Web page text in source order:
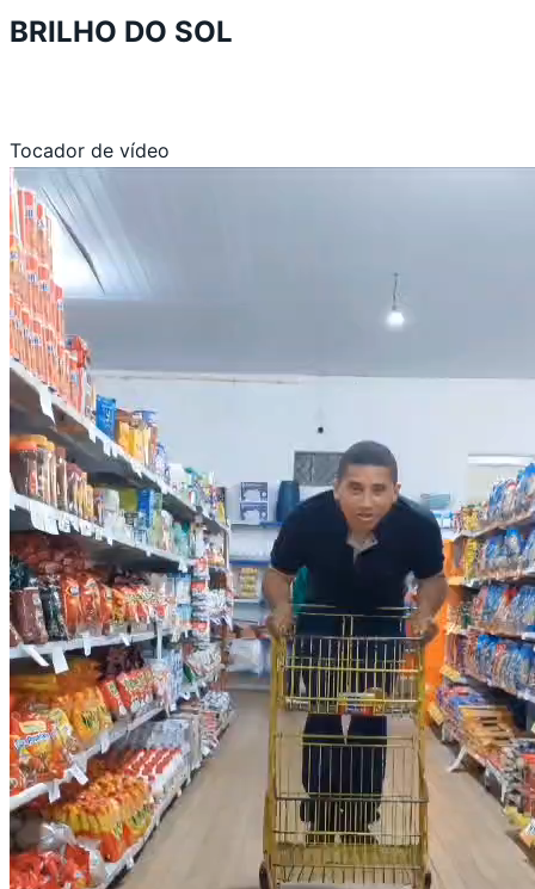
BRILHO DO SOL
Tocador de vídeo